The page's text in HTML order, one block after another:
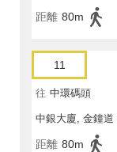
距離 80m
11
往 中環碼頭
中銀大廈, 金鐘道
距離 80m